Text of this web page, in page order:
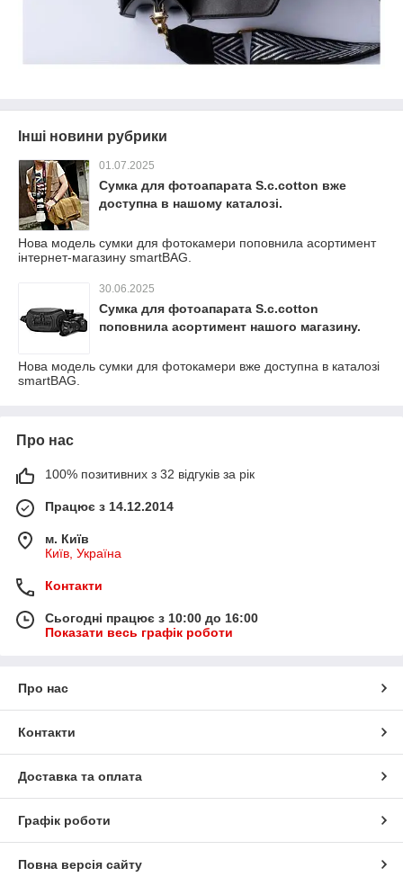
Інші новини рубрики
01.07.2025
Сумка для фотоапарата S.c.cotton вже
доступна в нашому каталозі.
Нова модель сумки для фотокамери поповнила асортимент
інтернет-магазину smartBAG.
30.06.2025
Сумка для фотоапарата S.c.cotton
поповнила асортимент нашого магазину.
Нова модель сумки для фотокамери вже доступна в каталозі
smartBAG.
Про нас
100% позитивних з 32 відгуків за рік
Працює з 14.12.2014
м. Київ
Київ, Україна
Контакти
Сьогодні працює з 10:00 до 16:00
Показати весь графік роботи
Про нас
Контакти
Доставка та оплата
Графік роботи
Повна версія сайту